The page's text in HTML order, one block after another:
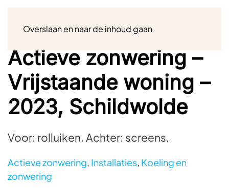
Overslaan en naar de inhoud gaan
Actieve zonwering –
Vrijstaande woning –
2023, Schildwolde
Voor: rolluiken. Achter: screens.
Actieve zonwering, Installaties, Koeling en
zonwering